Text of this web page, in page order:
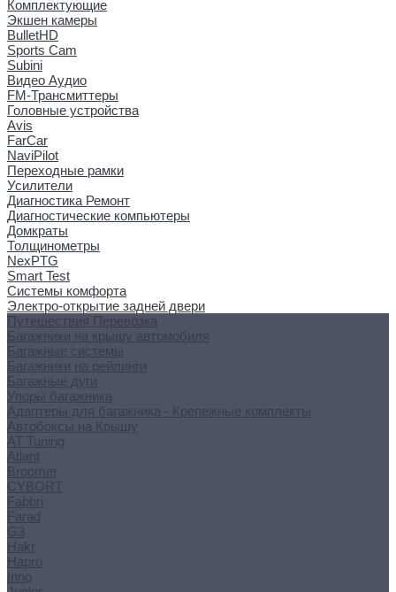
Комплектующие
Экшен камеры
BulletHD
Sports Cam
Subini
Видео Аудио
FM-Трансмиттеры
Головные устройства
Avis
FarCar
NaviPilot
Переходные рамки
Усилители
Диагностика Ремонт
Диагностические компьютеры
Домкраты
Толщинометры
NexPTG
Smart Test
Системы комфорта
Электро-открытие задней двери
Путешествия Перевозка
Багажники на крышу автомобиля
Багажные системы
Багажники на рейлинги
Багажные дуги
Упоры багажника
Адаптеры для багажника - Крепежные комплекты
Автобоксы на Крышу
AT Tuning
Atlant
Broomer
CYBORT
Fabbri
Farad
G3
Hakr
Hapro
Inno